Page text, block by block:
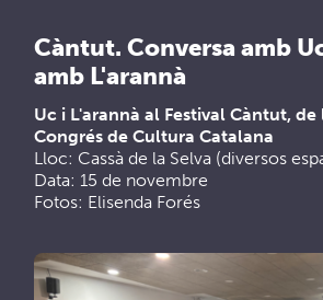
Càntut. Conversa amb
amb L'arannà
Uc i L'arannà al Festival Càntut,
Congrés de Cultura Catalana
Lloc: Cassà de la Selva (diversos
Data: 15 de novembre
Fotos: Elisenda Forés